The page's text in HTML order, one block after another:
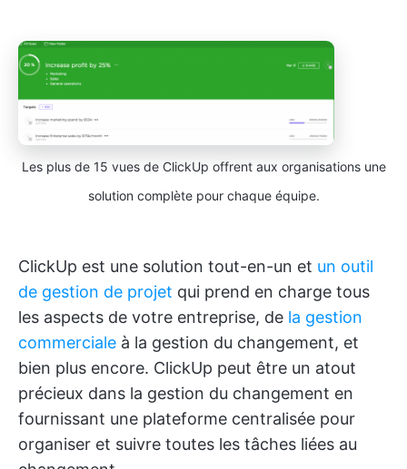
Les plus de 15 vues de ClickUp offrent aux organisations une
solution complète pour chaque équipe.
ClickUp est une solution tout-en-un et un outil
de gestion de projet qui prend en charge tous
les aspects de votre entreprise, de la gestion
commerciale à la gestion du changement, et
bien plus encore. ClickUp peut être un atout
précieux dans la gestion du changement en
fournissant une plateforme centralisée pour
organiser et suivre toutes les tâches liées au